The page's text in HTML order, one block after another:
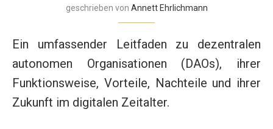
geschrieben von Annett Ehrlichmann
Ein umfassender Leitfaden zu dezentralen
autonomen Organisationen (DAOs), ihrer
Funktionsweise, Vorteile, Nachteile und ihrer
Zukunft im digitalen Zeitalter.